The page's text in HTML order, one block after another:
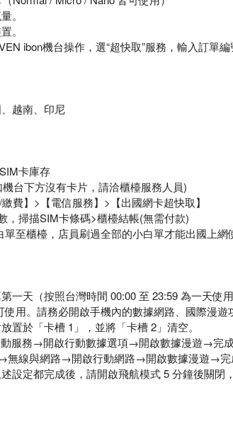
。
。
ibon機台操作，選“超快取”服務，輸入訂單編
越南、印尼
卡庫存
機台下方沒有卡片，請洽櫃檯服務人員)
費】>【電信服務】>【出國網卡超快取】
，掃描SIM卡條碼>櫃檯結帳(無需付款)
至櫃檯，店員刷過全部的小白單才能出國上網
一天（按照台灣時間 00:00 至 23:59 為一天使用
用。請務必開啟手機內的數據網路、國際漫遊
置於「卡槽 1」，並將「卡槽 2」清空。
服務→開啟行動數據選項→開啟數據漫遊→完成
無線與網路→開啟行動網路→開啟數據漫遊→完
設定都完成後，請開啟飛航模式 5 分鐘後關閉